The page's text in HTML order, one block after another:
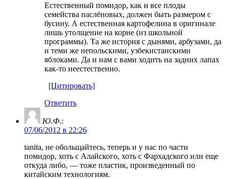
Естественный помидор, как и все плоды
семейства паслёновых, должен быть размером с
бусину. А естественная картофелина в оригинале
лишь утолщение на корне (из школьной
программы). Та же история с дынями, арбузами, да
и теми же непольскими, узбекистанскими
яблоками. Да и нам с вами ходить на задних лапах
как-то неестественно.
[Цитировать]
Ответить
Ю.Ф.:
07/06/2012 в 22:26
tanita, не обольщайтесь, теперь и у нас по части
помидор, хоть с Алайского, хоть с Фархадского или еще
откуда либо, — тоже пластик, произведенный по
китайским технологиям.